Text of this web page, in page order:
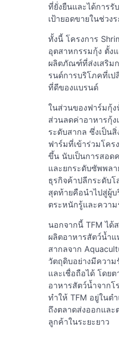
ที่ยั่งยืนและได้การรั
เป้ายอดขายในช่วง
ทั้งนี้ โครงการ
อุตสาหกรรมกุ้ง ตั้ง
ผลิตภัณฑ์ที่ส่งเสริม
รนด์การบริโภคที่เ
ที่ดีของแบรนด์
ในส่วนของฟาร์มกุ้
ส่วนลดค่าอาหารกุ้
ระดับสากล ซึ่งเป็น
ฟาร์มที่เข้าร่วมโคร
ขึ้น นับเป็นการสอด
และยกระดับซัพพล
ธุรกิจค้าปลีกระดับ
สุดท้ายคือนำไปสู่ผู้
ตระหนักรู้และควา
นอกจากนี้ TFM ได้
ผลิตอาหารสัตว์น้ำแ
สากลจาก
วัตถุดิบอย่างมีควา
และเชื่อถือได้ โดย
อาหารสัตว์น้ำจากโ
ทำให้ TFM อยู่ในต
ถึงตลาดส่งออกแล
ลูกค้าในระยะยาว